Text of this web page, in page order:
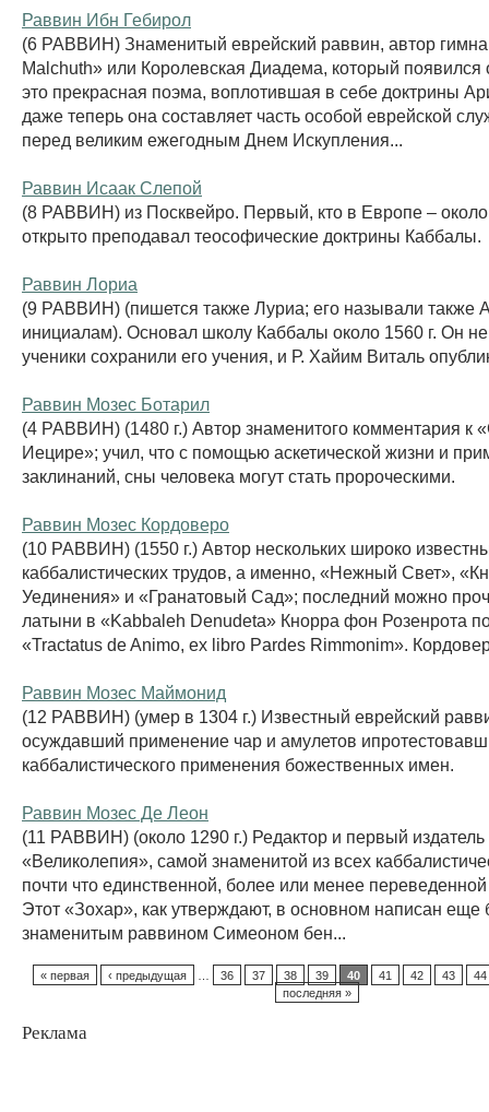
Раввин Ибн Гебирол
(6 РАВВИН) Знаменитый еврейский раввин, автор
Malchuth» или Королевская Диадема, который появился
это прекрасная поэма, воплотившая в себе доктрины
даже теперь она составляет часть особой еврейской
перед великим ежегодным Днем Искупления...
Раввин Исаак Слепой
(8 РАВВИН) из Посквейро. Первый, кто в Европе – около
открыто преподавал теософические доктрины Каббалы.
Раввин Лориа
(9 РАВВИН) (пишется также Луриа; его называли также
инициалам). Основал школу Каббалы около 1560 г. Он не
ученики сохранили его учения, и Р. Хайим Виталь
Раввин Мозес Ботарил
(4 РАВВИН) (1480 г.) Автор знаменитого комментария к
Иецире»; учил, что с помощью аскетической жизни и
заклинаний, сны человека могут стать пророческими.
Раввин Мозес Кордоверо
(10 РАВВИН) (1550 г.) Автор нескольких широко
каббалистических трудов, а именно, «Нежный Свет»,
Уединения» и «Гранатовый Сад»; последний можно
латыни в «Kabbaleh Denudeta» Кнорра фон Розенрота
«Tractatus de Animo, ex libro Pardes Rimmonim».
Раввин Мозес Маймонид
(12 РАВВИН) (умер в 1304 г.) Известный еврейский
осуждавший применение чар и амулетов
каббалистического применения божественных имен.
Раввин Мозес Де Леон
(11 РАВВИН) (около 1290 г.) Редактор и первый
«Великолепия», самой знаменитой из всех
почти что единственной, более или менее
Этот «Зохар», как утверждают, в основном написан еще
знаменитым раввином Симеоном бен...
« первая ‹ предыдущая 36 37 38 39 40 41 42 43
44
последняя »
Реклама